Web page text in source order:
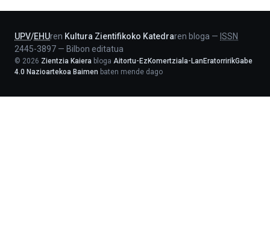
UPV/EHUren Kultura Zientifikoko Katedraren bloga — ISSN
2445-3897 — Bilbon editatua
© 2026 Zientzia Kaiera bloga Aitortu-EzKomertziala-LanEratorririkGabe
4.0 Nazioartekoa Baimen baten mende dago